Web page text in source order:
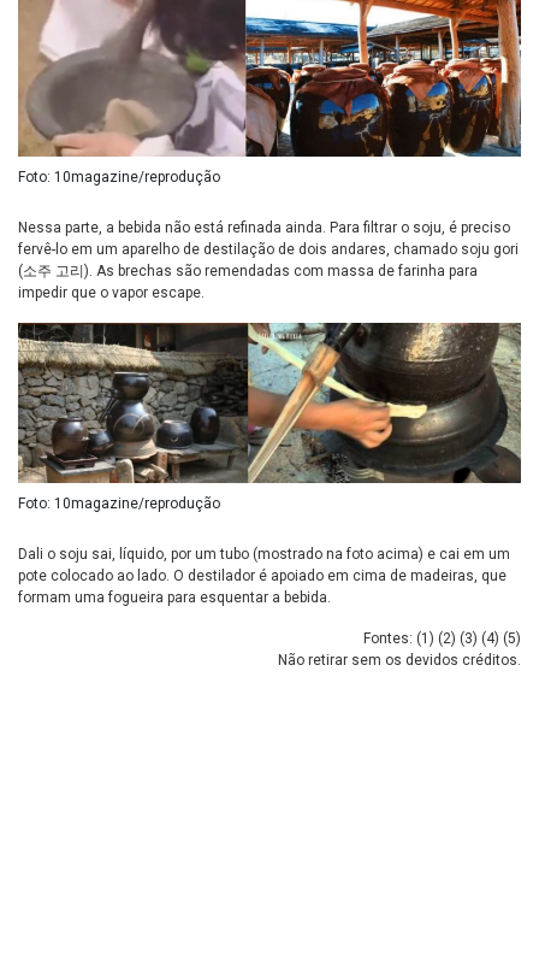
Foto: 10magazine/reprodução
Nessa parte, a bebida não está refinada ainda. Para filtrar o soju, é preciso
fervê-lo em um aparelho de destilação de dois andares, chamado soju gori
(소주 고리). As brechas são remendadas com massa de farinha para
impedir que o vapor escape.
Foto: 10magazine/reprodução
Dali o soju sai, líquido, por um tubo (mostrado na foto acima) e cai em um
pote colocado ao lado. O destilador é apoiado em cima de madeiras, que
formam uma fogueira para esquentar a bebida.
Fontes: (1 ) (2) (3) (4) (5)
Não retirar sem os devidos créditos.